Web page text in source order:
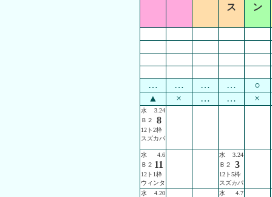
ス
ン
… … … …
○
▲
× … … ×
水
3.24
Ｂ２
8
12ト2枠
スズカパ
水
4.6
Ｂ２ 11
12ト1枠
ウィンタ
水
3.24
Ｂ２
3
12ト5枠
スズカパ
水
4.20
水
4.7